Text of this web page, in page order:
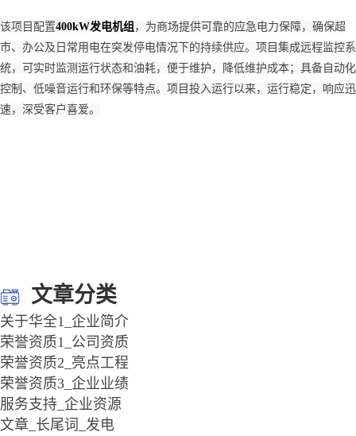
该项目配置400kW发电机组 ，为商场提供可靠的应急电力保障，确保超
市、办公及日常用电在突发停电情况下的持续供应。项目集成远程监控系
统，可实时监测运行状态和油耗，便于维护，降低维护成本；具备自动化
控制、低噪音运行和环保等特点。项目投入运行以来，运行稳定，响应迅
速，深受客户喜爱。
文章分类
关于华全1_企业简介
荣誉资质1_公司资质
荣誉资质2_亮点工程
荣誉资质3_企业业绩
服务支持_企业资源
文章_长尾词_发电